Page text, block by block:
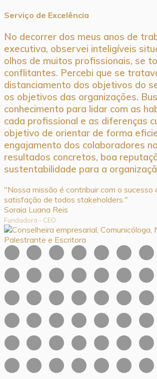
Serviço de Excelência
No decorrer dos meus anos de
executiva, observei inteligíveis
olhos de muitos profissionais, se
conflitantes. Percebi que se
distanciamento dos objetivos do
os objetivos das organizações.
conhecimento para lidar com as
cada profissional e as diferenças
objetivo de orientar de forma
engajamento dos colaboradores
resultados concretos, boa
sustentabilidade para a
"Nossa missão é contribuir com o sucesso
satisfação de todos stakeholders."
Soraia Luana Reis
Fundadora - CEO